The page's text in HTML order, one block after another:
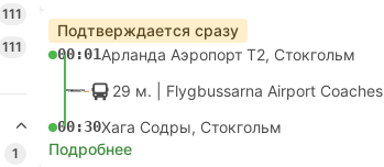
111
111
1
Подтверждается сразу
00:01Арланда Аэропорт T2, Стокгольм
29 м. | Flygbussarna Airport Coaches
00:30Хага Содры, Стокгольм
Подробнее